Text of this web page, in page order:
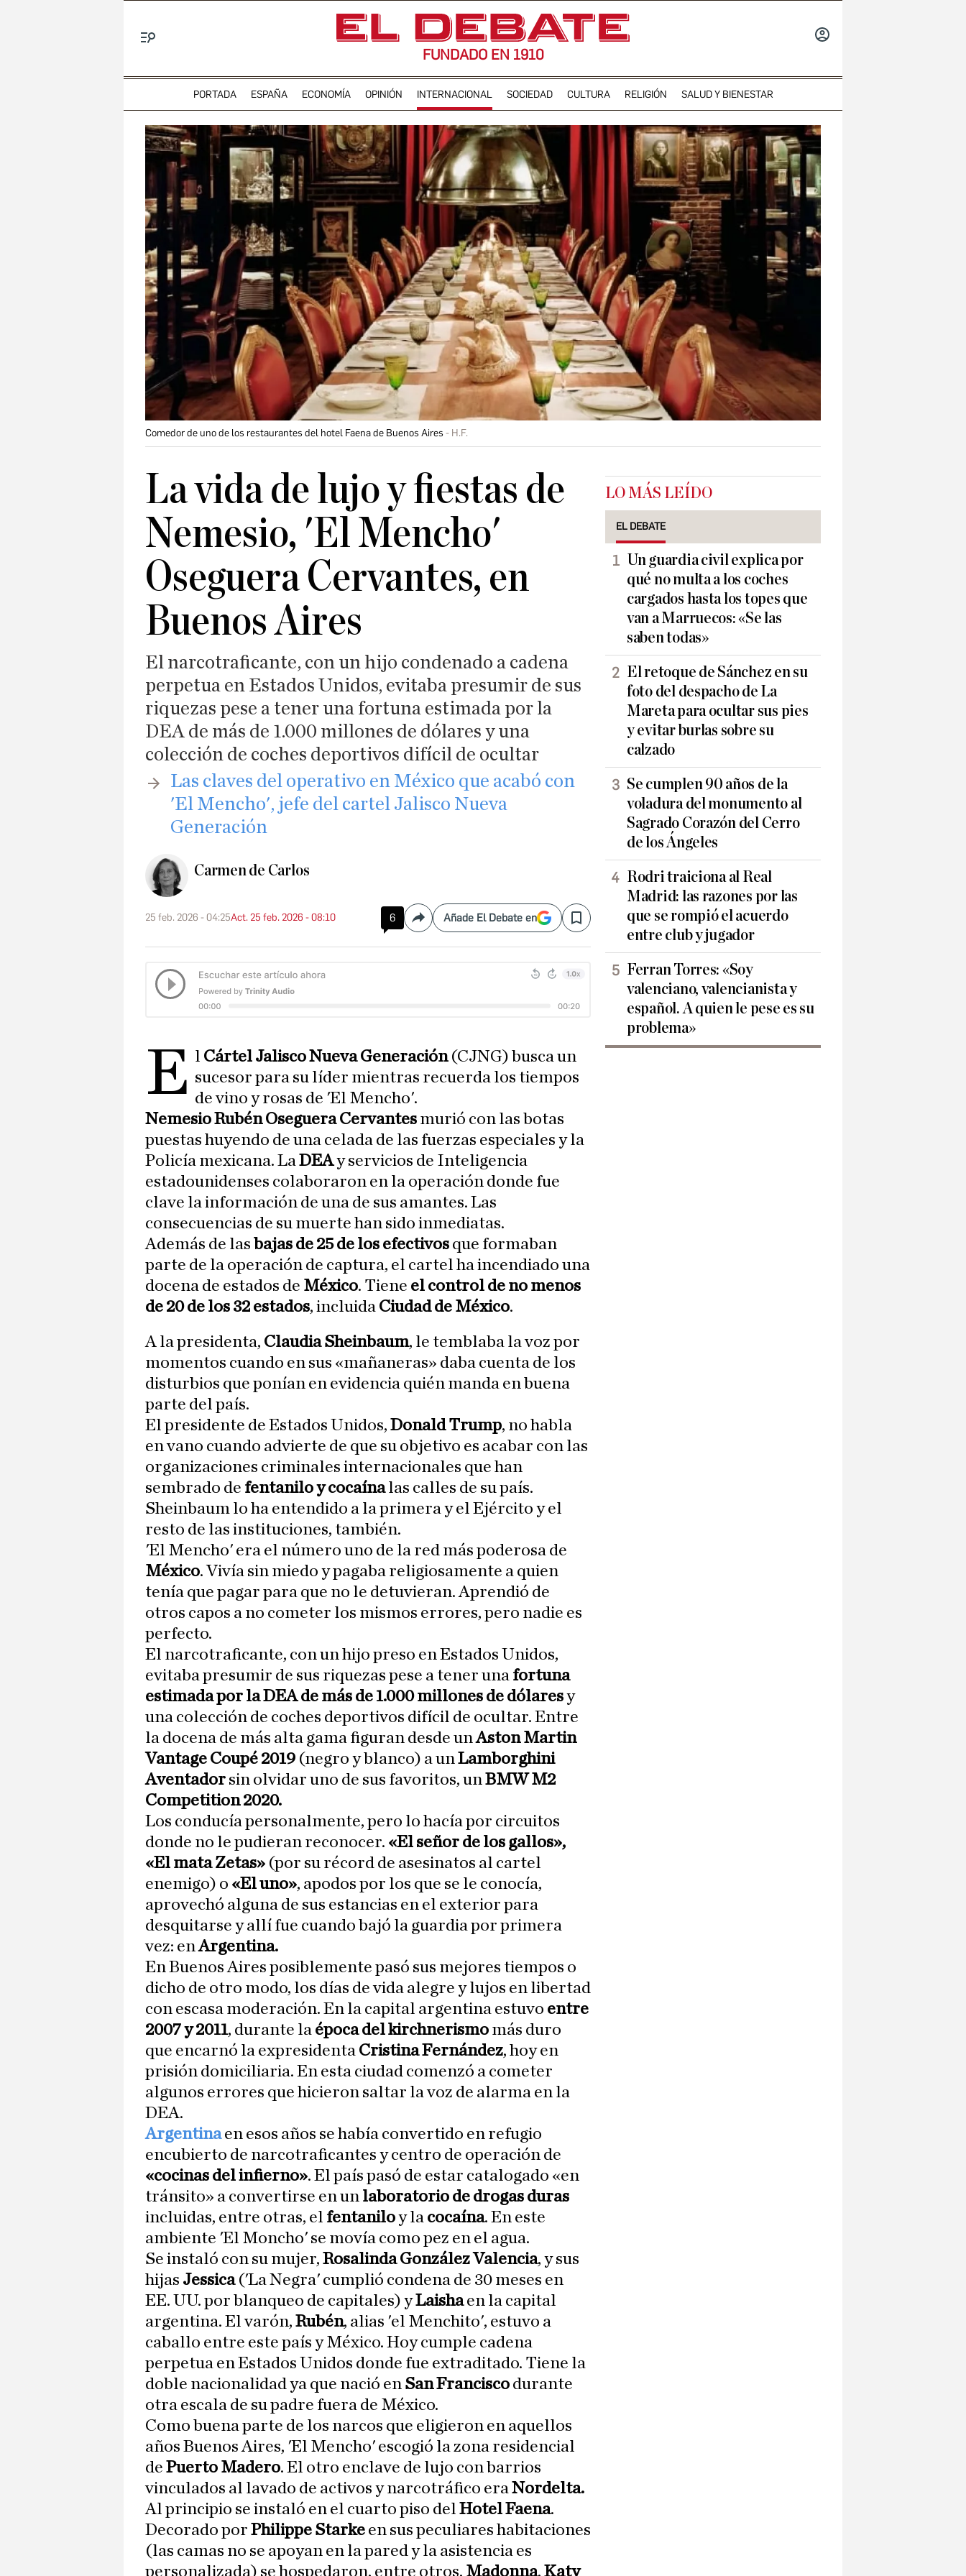
FUNDADO EN 1910
PORTADA ESPAÑA ECONOMÍA OPINIÓN INTERNACIONAL SOCIEDAD CULTURA RELIGIÓN SALUD Y BIENESTAR
Comedor de uno de los restaurantes del hotel Faena de Buenos Aires H.F.
La vida de lujo y fiestas de
Nemesio, 'El Mencho'
Oseguera Cervantes, en
Buenos Aires
El narcotraficante, con un hijo condenado a cadena
perpetua en Estados Unidos, evitaba presumir de sus
riquezas pese a tener una fortuna estimada por la
DEA de más de 1.000 millones de dólares y una
colección de coches deportivos difícil de ocultar
​Las claves del operativo en México que acabó con
'El Mencho', jefe del cartel Jalisco Nueva
Generación
Carmen de Carlos
25 feb. 2026 - 04:25Act. 25 feb. 2026 - 08:10 6 CompartirAñade El Debate en Save
E l Cártel Jalisco Nueva Generación(CJNG) busca un
sucesor para su líder mientras recuerda los tiempos
de vino y rosas de 'El Mencho'.
Nemesio Rubén Oseguera Cervantes murió con las botas
puestas huyendo de una celada de las fuerzas especiales y la
Policía mexicana. LaDEAy servicios de Inteligencia
estadounidenses colaboraron en la operación donde fue
clave la información de una de sus amantes. Las
consecuencias de su muerte han sido inmediatas.
Además de las bajas de 25 de los efectivos que formaban
parte de la operación de captura, el cartel ha incendiado una
docena de estados de México. Tiene el control de no menos
de 20 de los 32 estados, incluida Ciudad de México.
A la presidenta, Claudia Sheinbaum, le temblaba la voz por
momentos cuando en sus «mañaneras» daba cuenta de los
disturbios que ponían en evidencia quién manda en buena
parte del país.
El presidente de Estados Unidos, Donald Trump, no habla
en vano cuando advierte de que su objetivo es acabar con las
organizaciones criminales internacionales que han
sembrado de fentanilo y cocaínalas calles de su país.
Sheinbaum lo ha entendido a la primera y el Ejército y el
resto de las instituciones, también.
'El Mencho' era el número uno de la red más poderosa de
México. Vivía sin miedo y pagaba religiosamente a quien
tenía que pagar para que no le detuvieran. Aprendió de
otros capos a no cometer los mismos errores, pero nadie es
perfecto.
El narcotraficante, con un hijo preso en Estados Unidos,
evitaba presumir de sus riquezas pese a tener una fortuna
estimada por la DEA de más de 1.000 millones de dólaresy
una colección de coches deportivos difícil de ocultar. Entre
la docena de más alta gama figuran desde unAston Martin
Vantage Coupé 2019 (negro y blanco) a unLamborghini
Aventador sin olvidar uno de sus favoritos, unBMW M2
Competition 2020.
Los conducía personalmente, pero lo hacía por circuitos
donde no le pudieran reconocer. «El señor de los gallos»,
«El mata Zetas» (por su récord de asesinatos al cartel
enemigo) o «El uno», apodos por los que se le conocía,
aprovechó alguna de sus estancias en el exterior para
desquitarse y allí fue cuando bajó la guardia por primera
vez: enArgentina.
En Buenos Aires posiblemente pasó sus mejores tiempos o
dicho de otro modo, los días de vida alegre y lujos en libertad
con escasa moderación. En la capital argentina estuvo entre
2007 y 2011, durante la época del kirchnerismo más duro
que encarnó la expresidenta Cristina Fernández, hoy en
prisión domiciliaria. En esta ciudad comenzó a cometer
algunos errores que hicieron saltar la voz de alarma en la
DEA.
Argentinaen esos años se había convertido en refugio
encubierto de narcotraficantes y centro de operación de
«cocinas del infierno». El país pasó de estar catalogado «en
tránsito» a convertirse en un laboratorio de drogas duras
incluidas, entre otras, el fentaniloy la cocaína. En este
ambiente 'El Moncho' se movía como pez en el agua.
Se instaló con su mujer, Rosalinda González Valencia, y sus
hijas Jessica('La Negra' cumplió condena de 30 meses en
EE. UU. por blanqueo de capitales) yLaishaen la capital
argentina. El varón, Rubén, alias 'el Menchito', estuvo a
caballo entre este país y México. Hoy cumple cadena
perpetua en Estados Unidos donde fue extraditado. Tiene la
doble nacionalidad ya que nació en San Francisco durante
otra escala de su padre fuera de México.
Como buena parte de los narcos que eligieron en aquellos
años Buenos Aires, 'El Mencho' escogió la zona residencial
de Puerto Madero. El otro enclave de lujo con barrios
vinculados al lavado de activos y narcotráfico eraNordelta.
Al principio se instaló en el cuarto piso del Hotel Faena.
Decorado por Philippe Starke en sus peculiares habitaciones
(las camas no se apoyan en la pared y la asistencia es
personalizada) se hospedaron, entre otros, Madonna, Katy
LO MÁS LEÍDO
EL DEBATE
Un guardia civil explica por
qué no multa a los coches
cargados hasta los topes que
van a Marruecos: «Se las
saben todas»
El retoque de Sánchez en su
foto del despacho de La
Mareta para ocultar sus pies
y evitar burlas sobre su
calzado
Se cumplen 90 años de la
voladura del monumento al
Sagrado Corazón del Cerro
de los Ángeles
Rodri traiciona al Real
Madrid: las razones por las
que se rompió el acuerdo
entre club y jugador
Ferran Torres: «Soy
valenciano, valencianista y
español. A quien le pese es su
problema»